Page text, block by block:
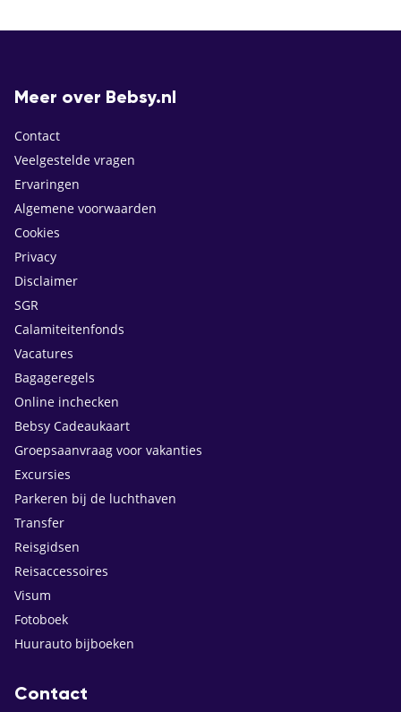
Meer over Bebsy.nl
Contact
Veelgestelde vragen
Ervaringen
Algemene voorwaarden
Cookies
Privacy
Disclaimer
SGR
Calamiteitenfonds
Vacatures
Bagageregels
Online inchecken
Bebsy Cadeaukaart
Groepsaanvraag voor vakanties
Excursies
Parkeren bij de luchthaven
Transfer
Reisgidsen
Reisaccessoires
Visum
Fotoboek
Huurauto bijboeken
Contact